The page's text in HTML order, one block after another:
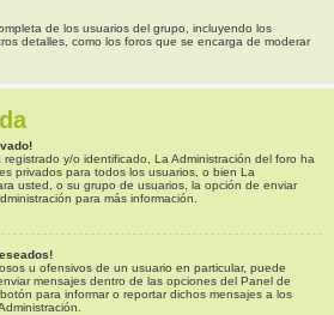
de los usuarios del grupo, incluyendo los
detalles, como los foros que se encarga de moderar
y/o identificado, La Administración del foro ha
privados para todos los usuarios, o bien La
usted, o su grupo de usuarios, la opción de enviar
para más información.
u ofensivos de un usuario en particular, puede
mensajes dentro de las opciones del Panel de
para informar o reportar dichos mensajes a los